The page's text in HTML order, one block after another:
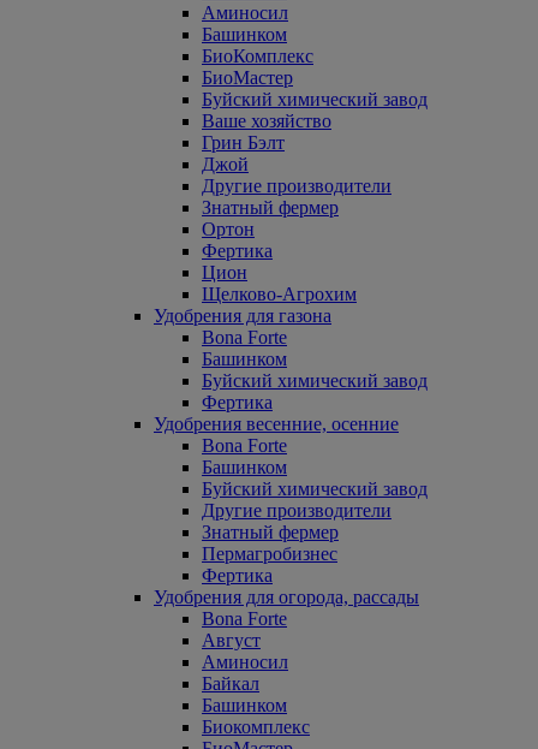
Аминосил
Башинком
БиоКомплекс
БиоМастер
Буйский химический завод
Ваше хозяйство
Грин Бэлт
Джой
Другие производители
Знатный фермер
Ортон
Фертика
Цион
Щелково-Агрохим
Удобрения для газона
Bona Forte
Башинком
Буйский химический завод
Фертика
Удобрения весенние, осенние
Bona Forte
Башинком
Буйский химический завод
Другие производители
Знатный фермер
Пермагробизнес
Фертика
Удобрения для огорода, рассады
Bona Forte
Август
Аминосил
Байкал
Башинком
Биокомплекс